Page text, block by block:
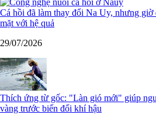
Cá hồi đã làm thay đổi Na Uy, nhưng giờ
mặt với hệ quả
29/07/2026
Thích ứng từ gốc: "Làn gió mới" giúp
vàng trước biến đổi khí hậu